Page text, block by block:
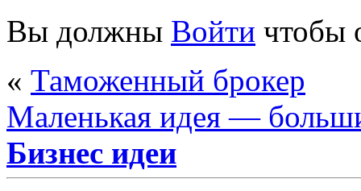
Вы должны Войти чтобы
« Таможенный брокер
Маленькая идея —
Бизнес идеи